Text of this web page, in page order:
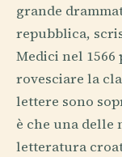
grande
repubblica,
Medici nel
rovesciare la
lettere sono
è che una delle
letteratura